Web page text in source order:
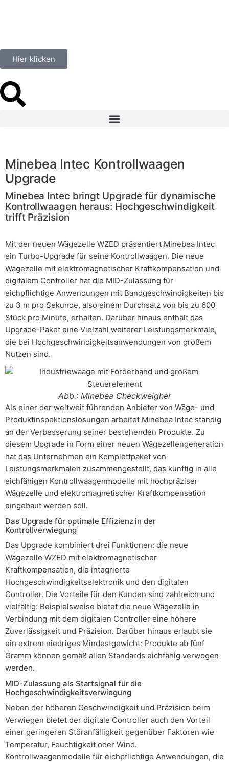
Hier klicken
Minebea Intec Kontrollwaagen
Upgrade
Minebea Intec bringt Upgrade für dynamische
Kontrollwaagen heraus: Hochgeschwindigkeit
trifft Präzision
Mit der neuen Wägezelle WZED präsentiert Minebea Intec
ein Turbo-Upgrade für seine Kontrollwaagen. Die neue
Wägezelle mit elektromagnetischer Kraftkompensation und
digitalem Controller hat die MID-Zulassung für
eichpflichtige Anwendungen mit Bandgeschwindigkeiten bis
zu 3 m pro Sekunde, also einem Durchsatz von bis zu 600
Stück pro Minute, erhalten. Darüber hinaus enthält das
Upgrade-Paket eine Vielzahl weiterer Leistungsmerkmale,
die bei Hochgeschwindigkeitsanwendungen von großem
Nutzen sind.
Abb.: Minebea Checkweigher
Als einer der weltweit führenden Anbieter von Wäge- und
Produktinspektionslösungen arbeitet Minebea Intec ständig
an der Verbesserung seiner bestehenden Produkte. Zu
diesem Upgrade in Form einer neuen Wägezellengeneration
hat das Unternehmen ein Komplettpaket von
Leistungsmerkmalen zusammengestellt, das künftig in alle
eichfähigen Kontrollwaagenmodelle mit hochpräziser
Wägezelle und elektromagnetischer Kraftkompensation
eingebaut werden soll.
Das Upgrade für optimale Effizienz in der
Kontrollverwiegung
Das Upgrade kombiniert drei Funktionen: die neue
Wägezelle WZED mit elektromagnetischer
Kraftkompensation, die integrierte
Hochgeschwindigkeitselektronik und den digitalen
Controller. Die Vorteile für den Kunden sind zahlreich und
vielfältig: Beispielsweise bietet die neue Wägezelle in
Verbindung mit dem digitalen Controller eine höhere
Zuverlässigkeit und Präzision. Darüber hinaus erlaubt sie
ein extrem niedriges Mindestgewicht: Produkte ab fünf
Gramm können gemäß allen Standards eichfähig verwogen
werden.
MID-Zulassung als Startsignal für die
Hochgeschwindigkeitsverwiegung
Neben der höheren Geschwindigkeit und Präzision beim
Verwiegen bietet der digitale Controller auch den Vorteil
einer geringeren Störanfälligkeit gegenüber Faktoren wie
Temperatur, Feuchtigkeit oder Wind.
Kontrollwaagenmodelle für eichpflichtige Anwendungen, die